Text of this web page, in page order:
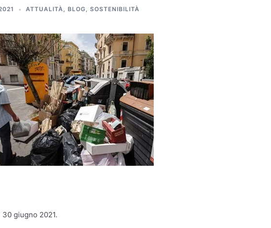
ATTUALITÀ, BLOG, SOSTENIBILITÀ
giugno 2021.